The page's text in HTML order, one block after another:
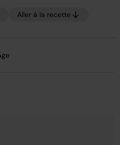
Aller à la recette